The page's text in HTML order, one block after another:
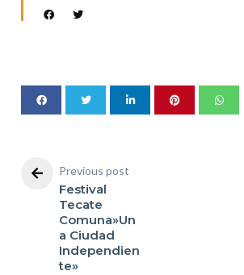
Previous post
Festival
Tecate
Comuna»Un
a Ciudad
Independien
te»